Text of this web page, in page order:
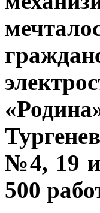
№4, 19 и
500